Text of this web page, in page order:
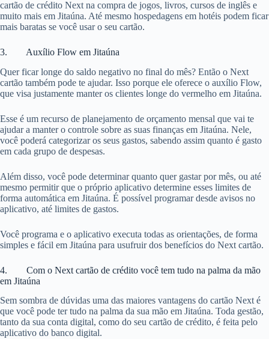
cartão de crédito Next na compra de jogos, livros, cursos de inglês e
muito mais em Jitaúna. Até mesmo hospedagens em hotéis podem ficar
mais baratas se você usar o seu cartão.
3. Auxílio Flow em Jitaúna
Quer ficar longe do saldo negativo no final do mês? Então o Next
cartão também pode te ajudar. Isso porque ele oferece o auxílio Flow,
que visa justamente manter os clientes longe do vermelho em Jitaúna.
Esse é um recurso de planejamento de orçamento mensal que vai te
ajudar a manter o controle sobre as suas finanças em Jitaúna. Nele,
você poderá categorizar os seus gastos, sabendo assim quanto é gasto
em cada grupo de despesas.
Além disso, você pode determinar quanto quer gastar por mês, ou até
mesmo permitir que o próprio aplicativo determine esses limites de
forma automática em Jitaúna. É possível programar desde avisos no
aplicativo, até limites de gastos.
Você programa e o aplicativo executa todas as orientações, de forma
simples e fácil em Jitaúna para usufruir dos benefícios do Next cartão.
4. Com o Next cartão de crédito você tem tudo na palma da mão
em Jitaúna
Sem sombra de dúvidas uma das maiores vantagens do cartão Next é
que você pode ter tudo na palma da sua mão em Jitaúna. Toda gestão,
tanto da sua conta digital, como do seu cartão de crédito, é feita pelo
aplicativo do banco digital.